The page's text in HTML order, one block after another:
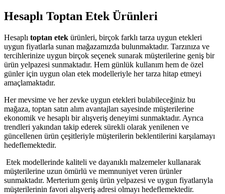
Hesaplı Toptan Etek Ürünleri
Hesaplı toptan etek ürünleri, birçok farklı tarza uygun etekleri
uygun fiyatlarla sunan mağazamızda bulunmaktadır. Tarzınıza ve
tercihlerinize uygun birçok seçenek sunarak müşterilerine geniş bir
ürün yelpazesi sunmaktadır. Hem günlük kullanım hem de özel
günler için uygun olan etek modelleriyle her tarza hitap etmeyi
amaçlamaktadır.
Her mevsime ve her zevke uygun etekleri bulabileceğiniz bu
mağaza, toptan satın alım avantajları sayesinde müşterilerine
ekonomik ve hesaplı bir alışveriş deneyimi sunmaktadır. Ayrıca
trendleri yakından takip ederek sürekli olarak yenilenen ve
güncellenen ürün çeşitleriyle müşterilerin beklentilerini karşılamayı
hedeflemektedir.
Etek modellerinde kaliteli ve dayanıklı malzemeler kullanarak
müşterilerine uzun ömürlü ve memnuniyet veren ürünler
sunmaktadır. Merterium geniş ürün yelpazesi ve uygun fiyatlarıyla
müşterilerinin favori alışveriş adresi olmayı hedeflemektedir.